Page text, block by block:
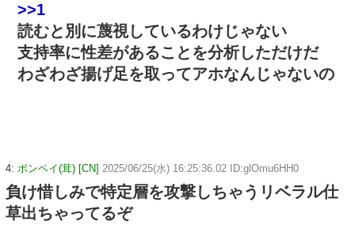
>>1
読むと別に蔑視しているわけじゃない
支持率に性差があることを分析しただけだ
わざわざ揚げ足を取ってアホなんじゃないの
4: ボンベイ(茸) [CN] 2025/06/25(水) 16:25:36.02 ID:glOmu6HH0
負け惜しみで特定層を攻撃しちゃうリベラル仕
草出ちゃってるぞ